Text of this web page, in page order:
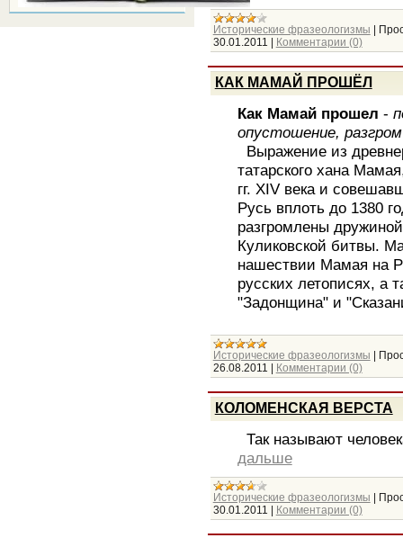
Исторические фразеологизмы |
30.01.2011 | Комментарии (0)
КАК МАМАЙ ПРОШЁЛ
Как Мамай прошел -
опустошение, разгром
Выражение из
татарского хана
гг. XIV века и
Русь вплоть до 1380
разгромлены
Куликовской битвы.
нашествии Мамая на
русских летописях, а
"Задонщина" и
Исторические фразеологизмы |
26.08.2011 | Комментарии (0)
КОЛОМЕНСКАЯ ВЕРСТА
Так называют
дальше
Исторические фразеологизмы |
30.01.2011 | Комментарии (0)